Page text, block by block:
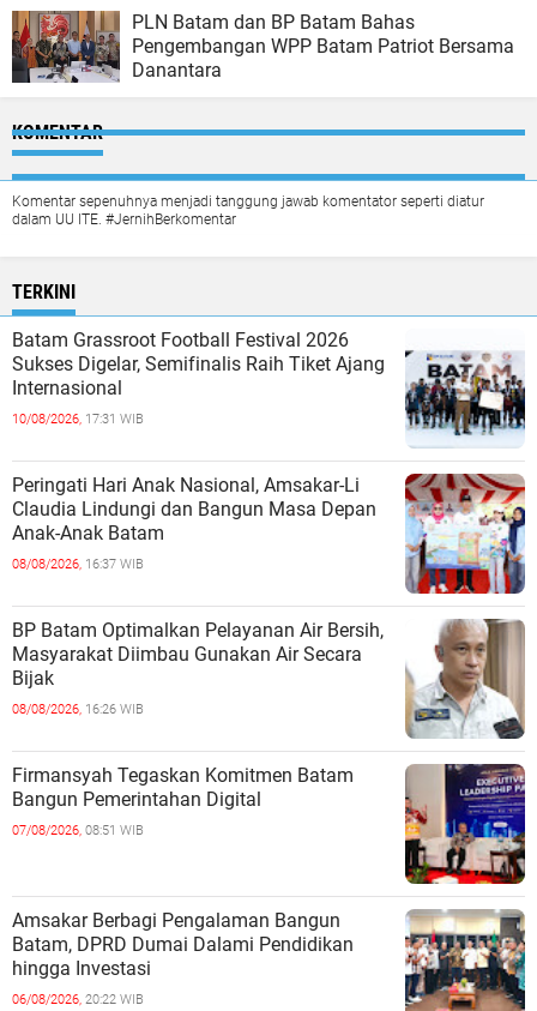
PLN Batam dan BP Batam Bahas
Pengembangan WPP Batam Patriot Bersama
Danantara
KOMENTAR
Komentar sepenuhnya menjadi tanggung jawab komentator seperti diatur
dalam UU ITE. #JernihBerkomentar
TERKINI
Batam Grassroot Football Festival 2026
Sukses Digelar, Semifinalis Raih Tiket Ajang
Internasional
10/08/2026, 17:31 WIB
Peringati Hari Anak Nasional, Amsakar-Li
Claudia Lindungi dan Bangun Masa Depan
Anak-Anak Batam
08/08/2026, 16:37 WIB
BP Batam Optimalkan Pelayanan Air Bersih,
Masyarakat Diimbau Gunakan Air Secara
Bijak
08/08/2026, 16:26 WIB
Firmansyah Tegaskan Komitmen Batam
Bangun Pemerintahan Digital
07/08/2026, 08:51 WIB
Amsakar Berbagi Pengalaman Bangun
Batam, DPRD Dumai Dalami Pendidikan
hingga Investasi
06/08/2026, 20:22 WIB